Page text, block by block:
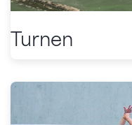
Turnen